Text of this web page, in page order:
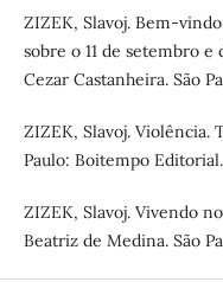
ZIZEK, Slavoj. Bem-
sobre o 11 de setembro e
Cezar Castanheira. São
ZIZEK, Slavoj. Violência.
Paulo: Boitempo
ZIZEK, Slavoj. Vivendo
Beatriz de Medina. São